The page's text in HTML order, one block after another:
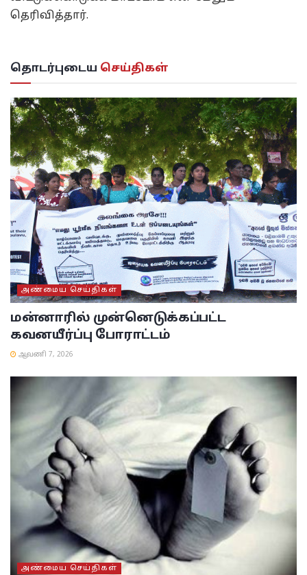
தெரிவித்தார்.
தொடர்புடைய செய்திகள்
அண்மைய செய்திகள்
மன்னாரில் முன்னெடுக்கப்பட்ட
கவனயீர்ப்பு போராட்டம்
ஆவணி 7, 2026
அண்மைய செய்திகள்